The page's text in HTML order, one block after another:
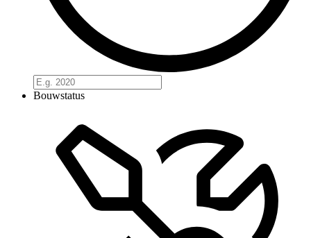
Bouwstatus